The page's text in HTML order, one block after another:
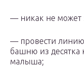
— никак не может
— провести
башню из десятка
малыша;